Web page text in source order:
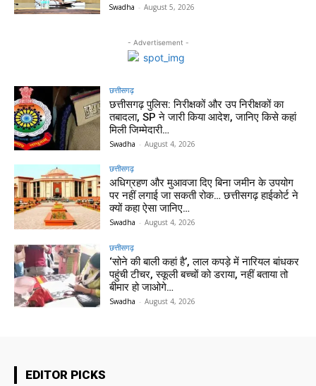
Swadha - August 5, 2026
- Advertisement -
छत्तीसगढ़
छत्तीसगढ़ पुलिस: निरीक्षकों और उप निरीक्षकों का
तबादला, SP ने जारी किया आदेश, जानिए किसे कहां
मिली जिम्मेदारी…
Swadha - August 4, 2026
छत्तीसगढ़
अधिग्रहण और मुआवजा दिए बिना जमीन के उपयोग
पर नहीं लगाई जा सकती रोक… छत्तीसगढ़ हाईकोर्ट ने
क्यों कहा ऐसा जानिए…
Swadha - August 4, 2026
छत्तीसगढ़
‘सोने की बाली कहां है’, लाल कपड़े में नारियल बांधकर
पहुंची टीचर, स्कूली बच्चों को डराया, नहीं बताया तो
बीमार हो जाओगे…
Swadha - August 4, 2026
EDITOR PICKS